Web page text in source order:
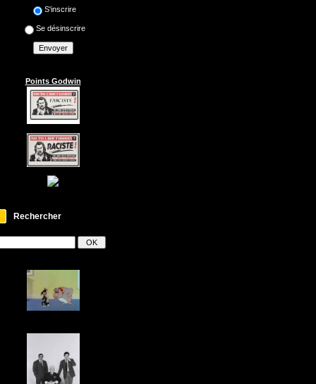
S'inscrire
Se désinscrire
Points Godwin
Rechercher